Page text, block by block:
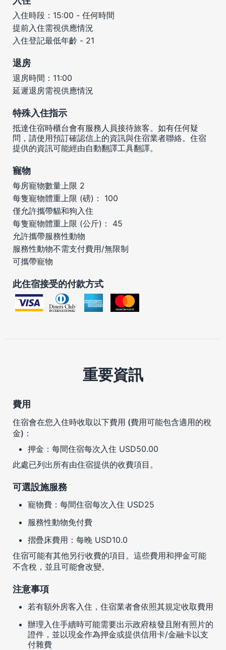
入住時段：15:00 - 任何時間
提前入住需視供應情況
入住登記最低年齡 - 21
退房
退房時間：11:00
延遲退房需視供應情況
特殊入住指示
抵達住宿時櫃台會有服務人員接待旅客。如有任何疑
問，請使用預訂確認信上的資訊與住宿業者聯絡。住宿
提供的資訊可能經由自動翻譯工具翻譯。
寵物
每房寵物數量上限 2
每隻寵物體重上限 (磅)： 100
僅允許攜帶貓和狗入住
每隻寵物體重上限 (公斤)： 45
允許攜帶服務性動物
服務性動物不需支付費用/無限制
可攜帶寵物
此住宿接受的付款方式
重要資訊
費用
住宿會在您入住時收取以下費用 (費用可能包含適用的稅
金)：
押金：每間住宿每次入住 USD50.00
此處已列出所有由住宿提供的收費項目。
可選設施服務
寵物費：每間住宿每次入住 USD25
服務性動物免付費
摺疊床費用：每晚 USD10.0
住宿可能有其他另行收費的項目。這些費用和押金可能
不含稅，並且可能會改變。
注意事項
若有額外房客入住，住宿業者會依照其規定收取費用
辦理入住手續時可能需要出示政府核發且附有照片的
證件，並以現金作為押金或提供信用卡/金融卡以支
付雜費